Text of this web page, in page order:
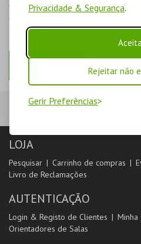
Privacidade & Segurança.
Rejeitar não
Gerir Preferências
O registo na plataforma BOL
LOJA
Pesquisar Carrinho de compras
Livro de Reclamações
AUTENTICAÇÃO
Login & Registo de Clientes Minha
Orientadores de Salas